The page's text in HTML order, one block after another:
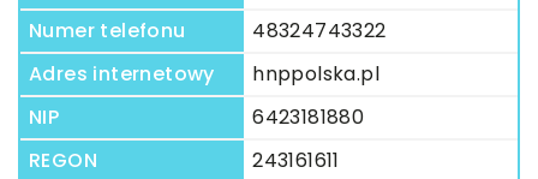
Numer telefonu
48324743322
Adres internetowy
hnppolska.pl
NIP
6423181880
REGON
243161611